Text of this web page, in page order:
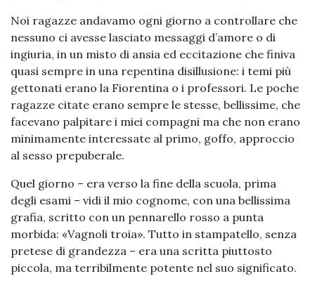
Noi ragazze andavamo ogni giorno a controllare che
nessuno ci avesse lasciato messaggi d’amore o di
ingiuria, in un misto di ansia ed eccitazione che finiva
quasi sempre in una repentina disillusione: i temi più
gettonati erano la Fiorentina o i professori. Le poche
ragazze citate erano sempre le stesse, bellissime, che
facevano palpitare i miei compagni ma che non erano
minimamente interessate al primo, goffo, approccio
al sesso prepuberale.
Quel giorno – era verso la fine della scuola, prima
degli esami – vidi il mio cognome, con una bellissima
grafia, scritto con un pennarello rosso a punta
morbida: «Vagnoli troia». Tutto in stampatello, senza
pretese di grandezza – era una scritta piuttosto
piccola, ma terribilmente potente nel suo significato.